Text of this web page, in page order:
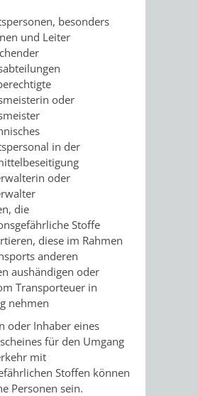
STEUERVORTEILE
SATZUNGEN
IM
BEREICH
DENKMALSCHUTZ
TAG
DES
OFFENEN
DENKMALS
VERKAUF
STÄDTISCHER
BAUPLÄTZE
VERKAUF
STÄDTISCHER
HÄUSER
/
LIEGENSCHAFTEN
ABWASSERBESEITIGUNG
ERSCHLIESSUNGSBEITRAG
/
besonders
und Leiter
oder
in der
oder
die
Stoffe
diese im Rahmen
anderen
aushändigen oder
Transporteuer in
nehmen
oder Inhaber eines
für den Umgang
mit
Stoffen können
Personen sein.